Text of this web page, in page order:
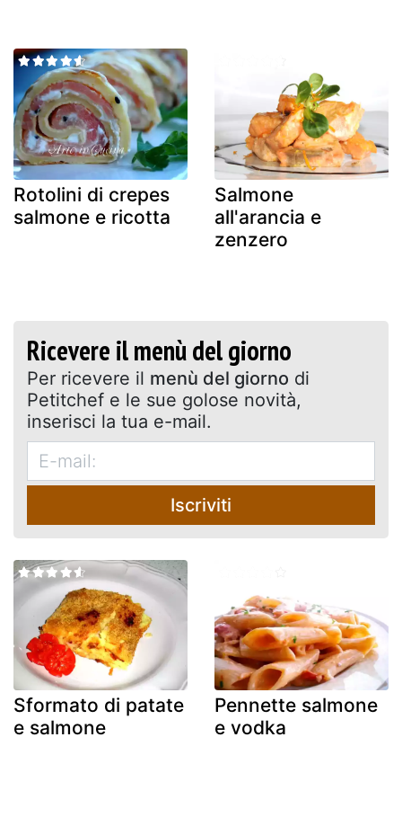
Rotolini di crepes
salmone e ricotta
Salmone
all'arancia e
zenzero
Ricevere il menù del giorno
Per ricevere il menù del giorno di
Petitchef e le sue golose novità,
inserisci la tua e-mail.
Iscriviti
Sformato di patate
e salmone
Pennette salmone
e vodka